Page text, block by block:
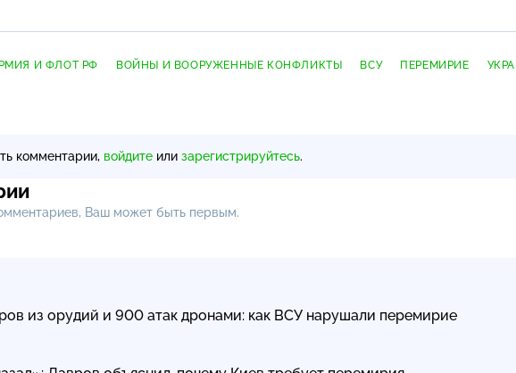
И ФЛОТ РФ ВОЙНЫ И ВООРУЖЕННЫЕ КОНФЛИКТЫ ВСУ ПЕРЕМИРИЕ
комментарии, войдите или зарегистрируйтесь.
Ваш может быть первым.
из орудий и 900 атак дронами: как ВСУ нарушали перемирие